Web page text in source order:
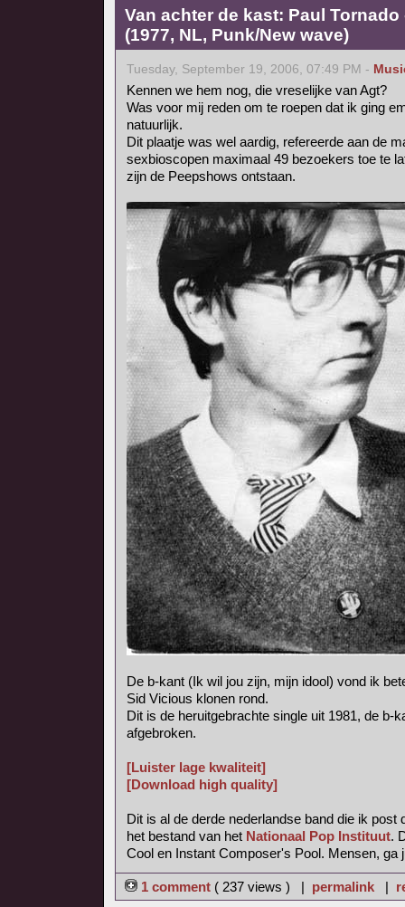
Van achter de kast: Paul Tornado
(1977, NL, Punk/New wave)
Tuesday, September 19, 2006, 07:49 PM -
Kennen we hem nog, die vreselijke van Agt?
Was voor mij reden om te roepen dat ik ging
natuurlijk.
Dit plaatje was wel aardig, refereerde aan de
sexbioscopen maximaal 49 bezoekers toe te
zijn de Peepshows ontstaan.
De b-kant (Ik wil jou zijn, mijn idool) vond ik
Sid Vicious klonen rond.
Dit is de heruitgebrachte single uit 1981, de b-
afgebroken.
[Luister lage kwaliteit]
[Download high quality]
Dit is al de derde nederlandse band die ik post
het bestand van het Nationaal Pop Instituut.
Cool en Instant Composer's Pool. Mensen, ga
1 comment ( 237 views ) | permalink |